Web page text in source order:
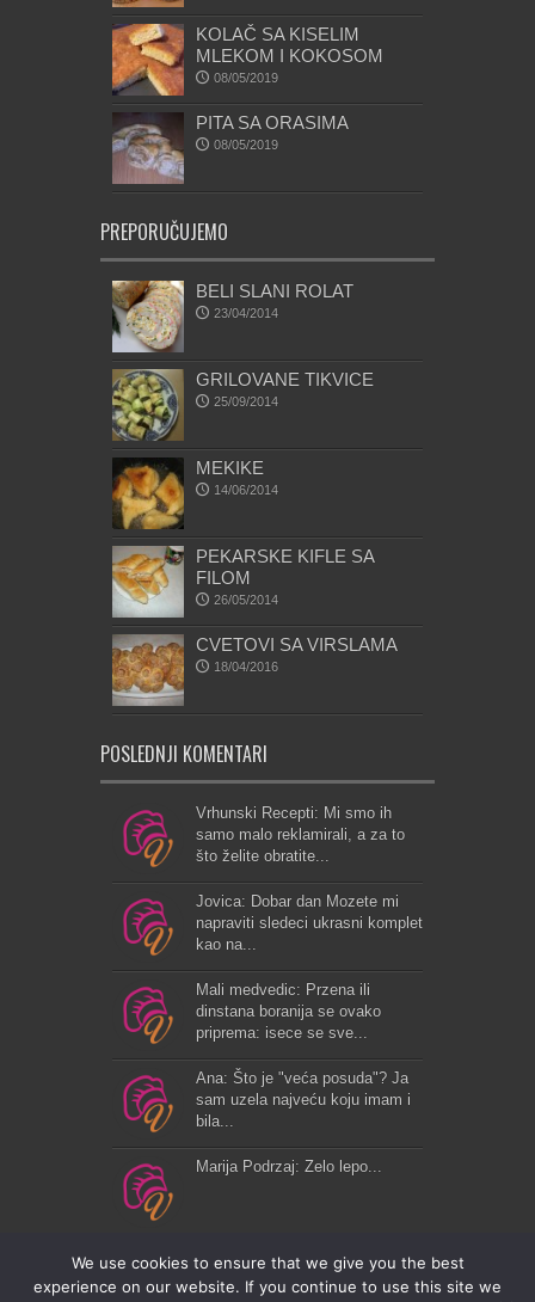
KOLAČ SA KISELIM
MLEKOM I KOKOSOM
08/05/2019
PITA SA ORASIMA
08/05/2019
PREPORUČUJEMO
BELI SLANI ROLAT
23/04/2014
GRILOVANE TIKVICE
25/09/2014
MEKIKE
14/06/2014
PEKARSKE KIFLE SA
FILOM
26/05/2014
CVETOVI SA VIRSLAMA
18/04/2016
POSLEDNJI KOMENTARI
Vrhunski Recepti: Mi smo ih
samo malo reklamirali, a za to
što želite obratite...
Jovica: Dobar dan Mozete mi
napraviti sledeci ukrasni komplet
kao na...
Mali medvedic: Przena ili
dinstana boranija se ovako
priprema: isece se sve...
Ana: Što je "veća posuda"? Ja
sam uzela najveću koju imam i
bila...
Marija Podrzaj: Zelo lepo...
We use cookies to ensure that we give you the best
experience on our website. If you continue to use this site we